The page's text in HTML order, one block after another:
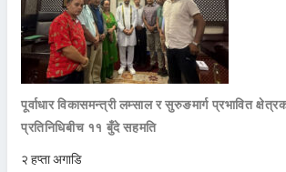
पूर्वाधार विकासमन्त्री लम्साल र सुरुङमार्ग प्रभावित
प्रतिनिधिबीच ११ बुँदे सहमति
२ हप्ता अगाडि